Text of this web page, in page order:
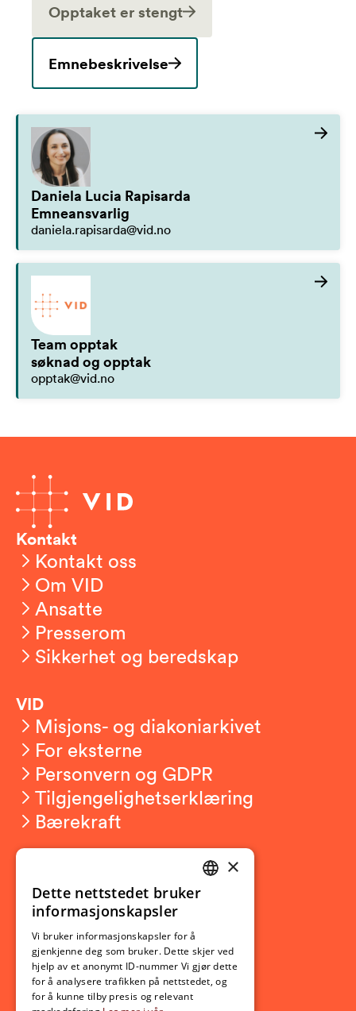
Opptaket er stengt
Emnebeskrivelse
Daniela Lucia Rapisarda
Emneansvarlig
daniela.rapisarda@vid.no
Team opptak
søknad og opptak
opptak@vid.no
Kontakt
Kontakt oss
Om VID
Ansatte
Presserom
Sikkerhet og beredskap
VID
Misjons- og diakoniarkivet
For eksterne
Personvern og GDPR
Tilgjengelighetserklæring
Bærekraft
Ny student
Utveksling
Opptak
Lov- og regelverk
NORWEGIAN
×
Dette nettstedet bruker
informasjonskapsler
Vi bruker informasjonskapsler for å
gjenkjenne deg som bruker. Dette skjer ved
hjelp av et anonymt ID-nummer Vi gjør dette
for å analysere trafikken på nettstedet, og
for å kunne tilby presis og relevant